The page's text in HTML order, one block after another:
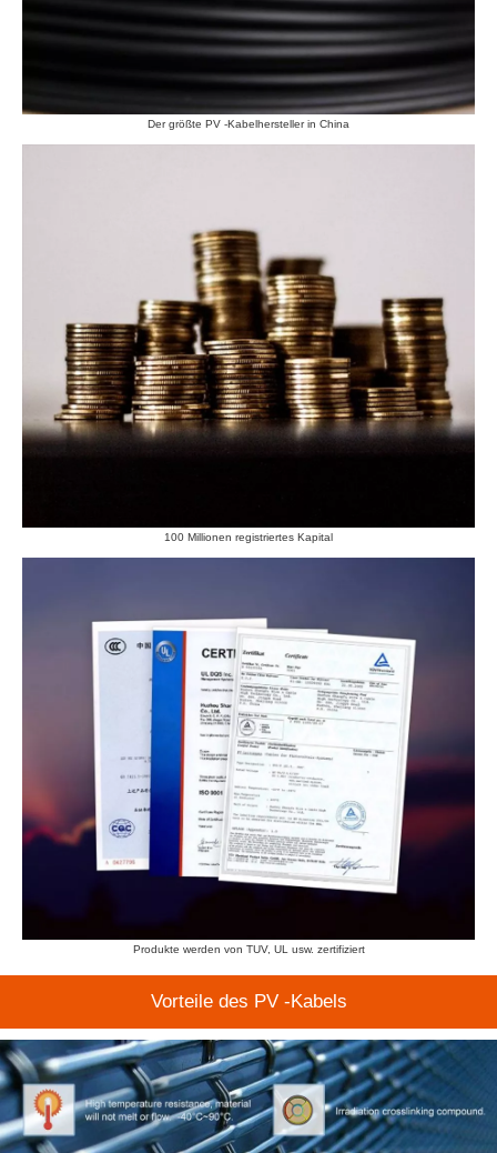
Der größte PV -Kabelhersteller in China
100 Millionen registriertes Kapital
Produkte werden von TUV, UL usw. zertifiziert
Vorteile des PV -Kabels